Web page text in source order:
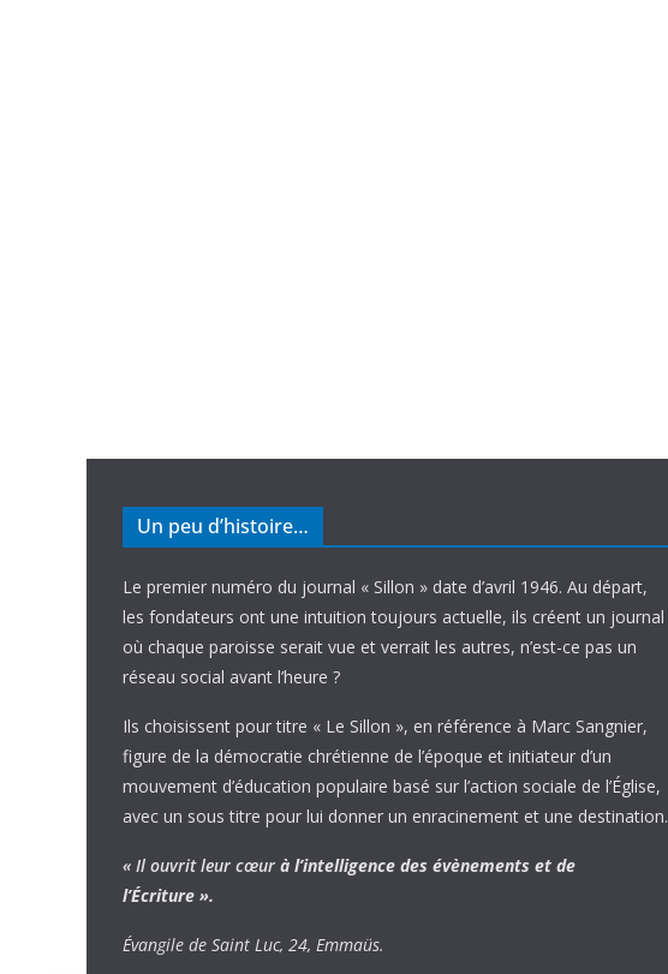
Un peu d’histoire…
Le premier numéro du journal « Sillon » date d’avril 1946. Au départ,
les fondateurs ont une intuition toujours actuelle, ils créent un journal
où chaque paroisse serait vue et verrait les autres, n’est-ce pas un
réseau social avant l’heure ?
Ils choisissent pour titre « Le Sillon », en référence à Marc Sangnier,
figure de la démocratie chrétienne de l’époque et initiateur d’un
mouvement d’éducation populaire basé sur l’action sociale de l’Église,
avec un sous titre pour lui donner un enracinement et une destination.
« Il ouvrit leur cœur à l’intelligence des évènements et de
l’Écriture ».
Évangile de Saint Luc, 24, Emmaüs.